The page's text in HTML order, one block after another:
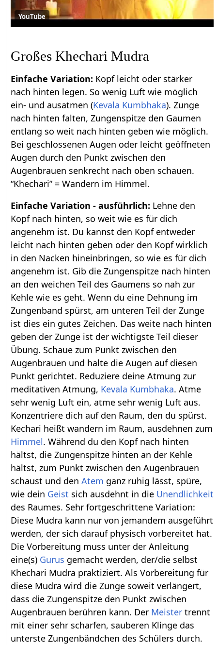
YouTube
Großes Khechari Mudra
Einfache Variation: Kopf leicht oder stärker
nach hinten legen. So wenig Luft wie möglich
ein- und ausatmen (Kevala Kumbhaka). Zunge
nach hinten falten, Zungenspitze den Gaumen
entlang so weit nach hinten geben wie möglich.
Bei geschlossenen Augen oder leicht geöffneten
Augen durch den Punkt zwischen den
Augenbrauen senkrecht nach oben schauen.
“Khechari” = Wandern im Himmel.
Einfache Variation - ausführlich: Lehne den
Kopf nach hinten, so weit wie es für dich
angenehm ist. Du kannst den Kopf entweder
leicht nach hinten geben oder den Kopf wirklich
in den Nacken hineinbringen, so wie es für dich
angenehm ist. Gib die Zungenspitze nach hinten
an den weichen Teil des Gaumens so nah zur
Kehle wie es geht. Wenn du eine Dehnung im
Zungenband spürst, am unteren Teil der Zunge
ist dies ein gutes Zeichen. Das weite nach hinten
geben der Zunge ist der wichtigste Teil dieser
Übung. Schaue zum Punkt zwischen den
Augenbrauen und halte die Augen auf diesen
Punkt gerichtet. Reduziere deine Atmung zur
meditativen Atmung, Kevala Kumbhaka. Atme
sehr wenig Luft ein, atme sehr wenig Luft aus.
Konzentriere dich auf den Raum, den du spürst.
Kechari heißt wandern im Raum, ausdehnen zum
Himmel. Während du den Kopf nach hinten
hältst, die Zungenspitze hinten an der Kehle
hältst, zum Punkt zwischen den Augenbrauen
schaust und denAtem ganz ruhig lässt, spüre,
wie dein Geist sich ausdehnt in die Unendlichkeit
des Raumes. Sehr fortgeschrittene Variation:
Diese Mudra kann nur von jemandem ausgeführt
werden, der sich darauf physisch vorbereitet hat.
Die Vorbereitung muss unter der Anleitung
eine(s) Gurus gemacht werden, der/die selbst
Khechari Mudra praktiziert. Als Vorbereitung für
diese Mudra wird die Zunge soweit verlängert,
dass die Zungenspitze den Punkt zwischen
Augenbrauen berühren kann. Der Meister trennt
mit einer sehr scharfen, sauberen Klinge das
unterste Zungenbändchen des Schülers durch.